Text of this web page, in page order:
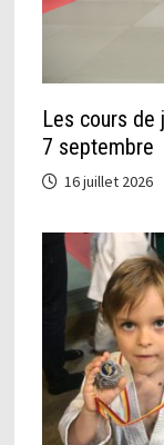
Les cours de
7 septembre
16 juillet 2026